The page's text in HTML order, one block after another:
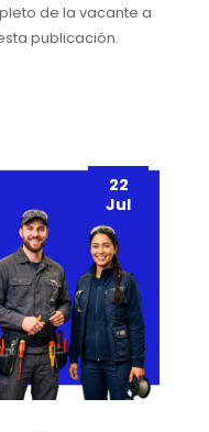
de la vacante a
publicación.
22
Jul